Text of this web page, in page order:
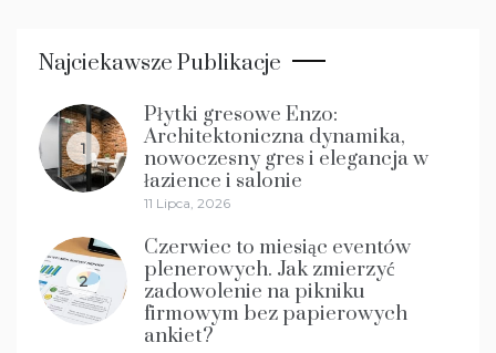
Najciekawsze Publikacje
1
Płytki gresowe Enzo:
Architektoniczna dynamika,
nowoczesny gres i elegancja w
łazience i salonie
11 Lipca, 2026
2
Czerwiec to miesiąc eventów
plenerowych. Jak zmierzyć
zadowolenie na pikniku
firmowym bez papierowych
ankiet?